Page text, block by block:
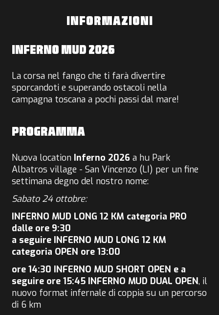
INFORMAZIONI
INFERNO MUD 2026
La corsa nel fango che ti farà divertire
sporcandoti e superando ostacoli nella
campagna toscana a pochi passi dal mare!
PROGRAMMA
Nuova location Inferno 2026 a hu Park
Albatros village - San Vincenzo (LI) per un fine
settimana degno del nostro nome:
Sabato 24 ottobre:
INFERNO MUD LONG 12 KM categoria PRO
dalle ore 9:30
a seguire INFERNO MUD LONG 12 KM
categoria OPEN ore 13:00
ore 14:30 INFERNO MUD SHORT OPEN e a
seguire ore 15:45 INFERNO MUD DUAL OPEN, il
nuovo format infernale di coppia su un percorso
di 6 km